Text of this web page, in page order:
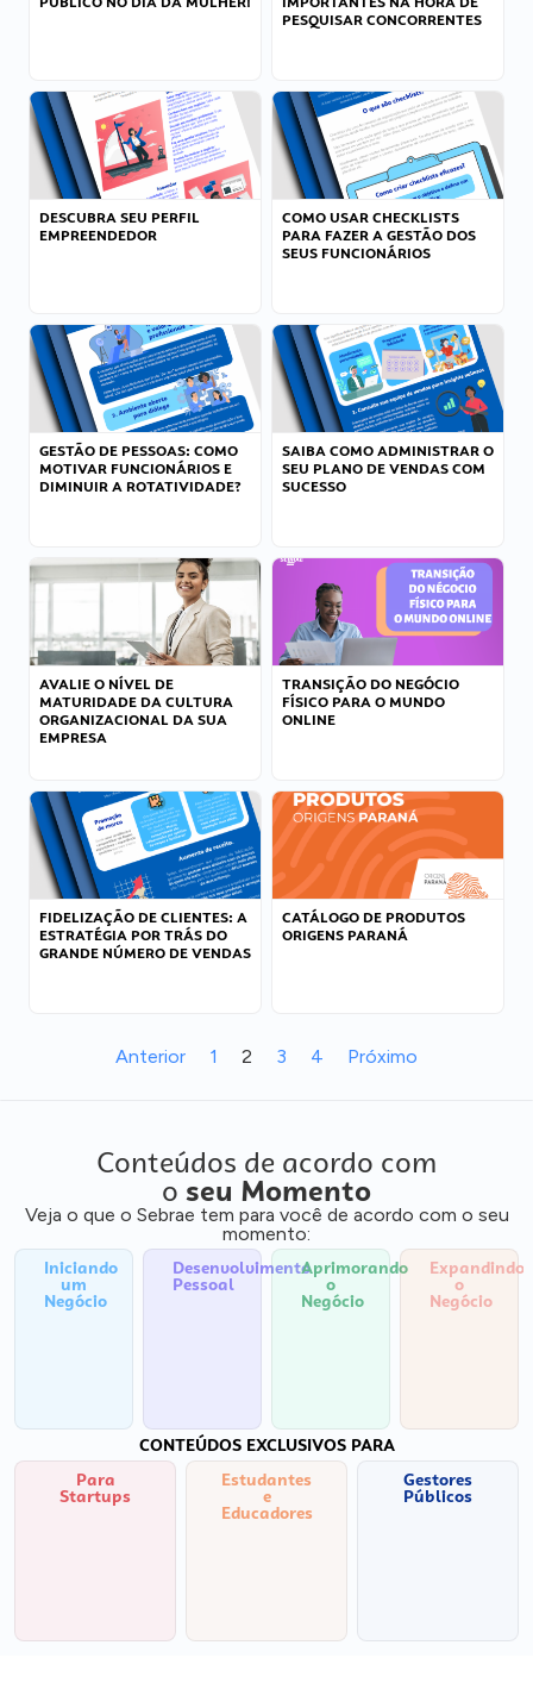
PESQUISAR CONCORRENTES
DESCUBRA SEU PERFIL
EMPREENDEDOR
COMO USAR CHECKLISTS
PARA FAZER A GESTÃO DOS
SEUS FUNCIONÁRIOS
GESTÃO DE PESSOAS: COMO
MOTIVAR FUNCIONÁRIOS E
DIMINUIR A ROTATIVIDADE?
SAIBA COMO ADMINISTRAR O
SEU PLANO DE VENDAS COM
SUCESSO
AVALIE O NÍVEL DE
MATURIDADE DA CULTURA
ORGANIZACIONAL DA SUA
EMPRESA
TRANSIÇÃO DO NEGÓCIO
FÍSICO PARA O MUNDO
ONLINE
FIDELIZAÇÃO DE CLIENTES: A
ESTRATÉGIA POR TRÁS DO
GRANDE NÚMERO DE VENDAS
CATÁLOGO DE PRODUTOS
ORIGENS PARANÁ
Anterior 1 2 3 4 Próximo
Conteúdos de acordo com
o seu Momento
Veja o que o Sebrae tem para você de acordo com o seu
momento:
Iniciando
um
Negócio
Desenvolvimento
Pessoal
Aprimorando
o
Negócio
Expandindo
o
Negócio
CONTEÚDOS EXCLUSIVOS PARA
Para
Startups
Estudantes
e
Educadores
Gestores
Públicos